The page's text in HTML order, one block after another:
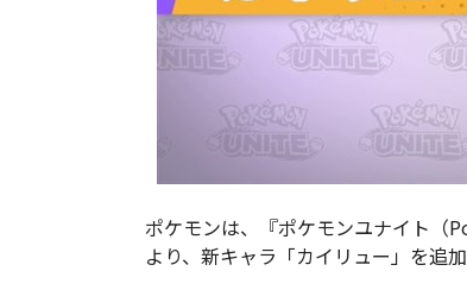
ポケモンは、『ポケモンユナイト（
より、新キャラ「カイリュー」を追加